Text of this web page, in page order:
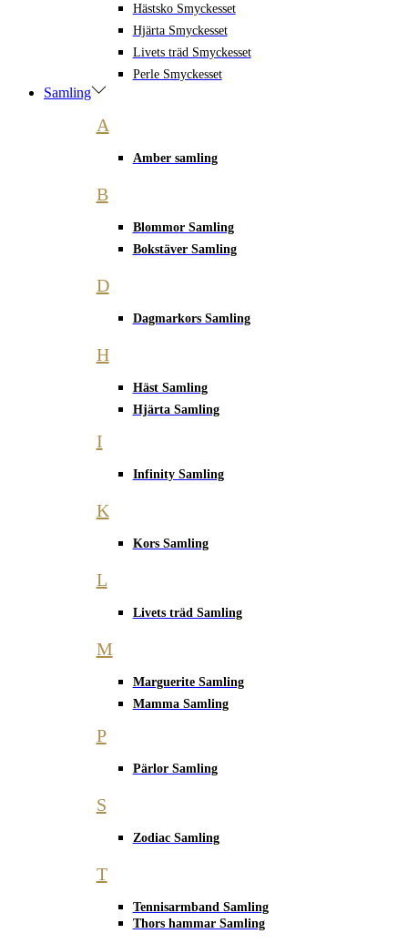
Hästsko Smyckesset
Hjärta Smyckesset
Livets träd Smyckesset
Perle Smyckesset
Samling
A
Amber samling
B
Blommor Samling
Bokstäver Samling
D
Dagmarkors Samling
H
Häst Samling
Hjärta Samling
I
Infinity Samling
K
Kors Samling
L
Livets träd Samling
M
Marguerite Samling
Mamma Samling
P
Pärlor Samling
S
Zodiac Samling
T
Tennisarmband Samling
Thors hammar Samling